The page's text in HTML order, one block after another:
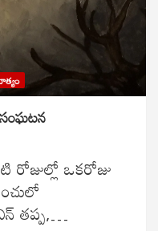
రోజుల్లో ఒకరోజు
తప్ప,…